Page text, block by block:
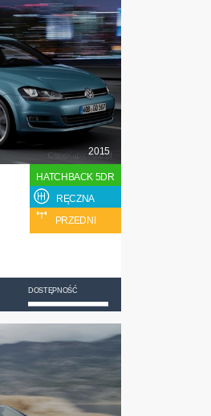
2015
HATCHBACK 5DR
RĘCZNA
PRZEDNI
DOSTĘPNOŚĆ